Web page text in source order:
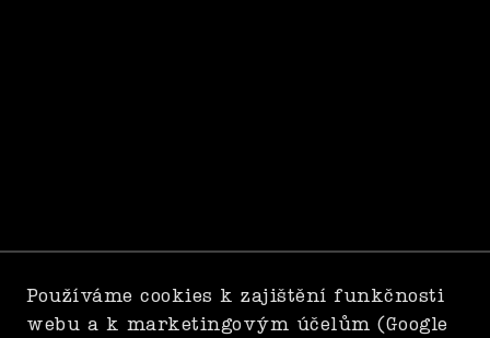
Používáme cookies k zajištění funkčnosti
webu a k marketingovým účelům (Google